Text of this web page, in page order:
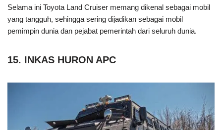
Selama ini Toyota Land Cruiser memang dikenal sebagai mobil
yang tangguh, sehingga sering dijadikan sebagai mobil
pemimpin dunia dan pejabat pemerintah dari seluruh dunia.
15. INKAS HURON APC